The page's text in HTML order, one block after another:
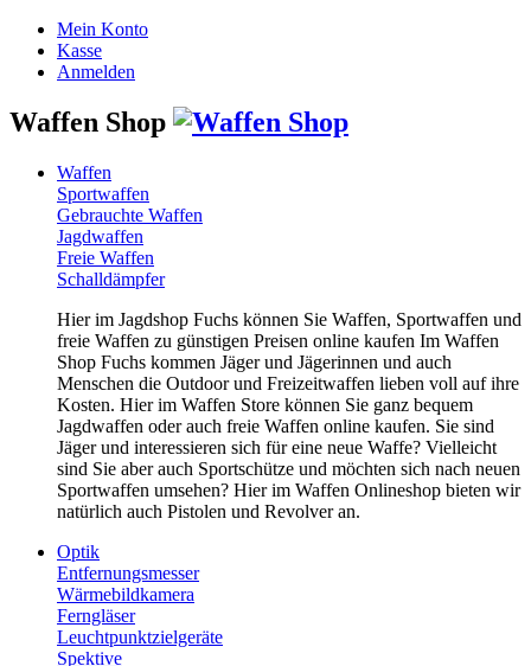
Mein Konto
Kasse
Anmelden
Waffen Shop
Waffen
Sportwaffen
Gebrauchte Waffen
Jagdwaffen
Freie Waffen
Schalldämpfer
Hier im Jagdshop Fuchs können Sie Waffen, Sportwaffen und
freie Waffen zu günstigen Preisen online kaufen Im Waffen
Shop Fuchs kommen Jäger und Jägerinnen und auch
Menschen die Outdoor und Freizeitwaffen lieben voll auf ihre
Kosten. Hier im Waffen Store können Sie ganz bequem
Jagdwaffen oder auch freie Waffen online kaufen. Sie sind
Jäger und interessieren sich für eine neue Waffe? Vielleicht
sind Sie aber auch Sportschütze und möchten sich nach neuen
Sportwaffen umsehen? Hier im Waffen Onlineshop bieten wir
natürlich auch Pistolen und Revolver an.
Optik
Entfernungsmesser
Wärmebildkamera
Ferngläser
Leuchtpunktzielgeräte
Spektive